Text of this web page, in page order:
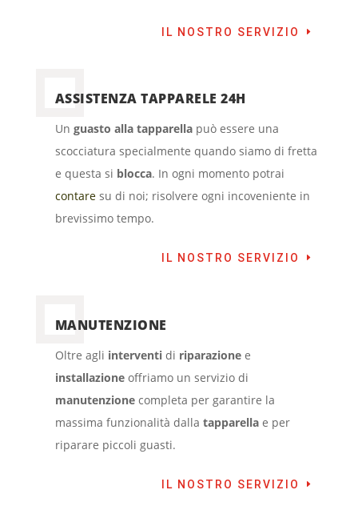
IL NOSTRO SERVIZIO
ASSISTENZA TAPPARELE 24H
Un guasto alla tapparellapuò essere una
scocciatura specialmente quando siamo di fretta
e questa si blocca. In ogni momento potrai
contaresu di noi; risolvere ogni incoveniente in
brevissimo tempo.
IL NOSTRO SERVIZIO
MANUTENZIONE
Oltre agli interventidi riparazionee
installazioneoffriamo un servizio di
manutenzionecompleta per garantire la
massima funzionalità dalla tapparellae per
riparare piccoli guasti.
IL NOSTRO SERVIZIO